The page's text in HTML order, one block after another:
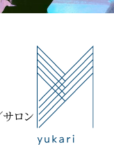
サロン